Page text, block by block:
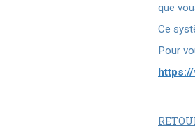
que
Ce
Pour